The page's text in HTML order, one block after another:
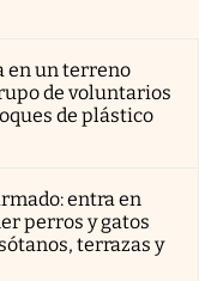
en un terreno
de voluntarios
de plástico
entra en
perros y gatos
terrazas y